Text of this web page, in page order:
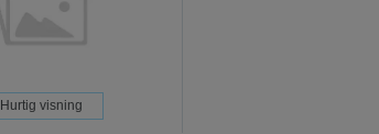
Hurtig visning